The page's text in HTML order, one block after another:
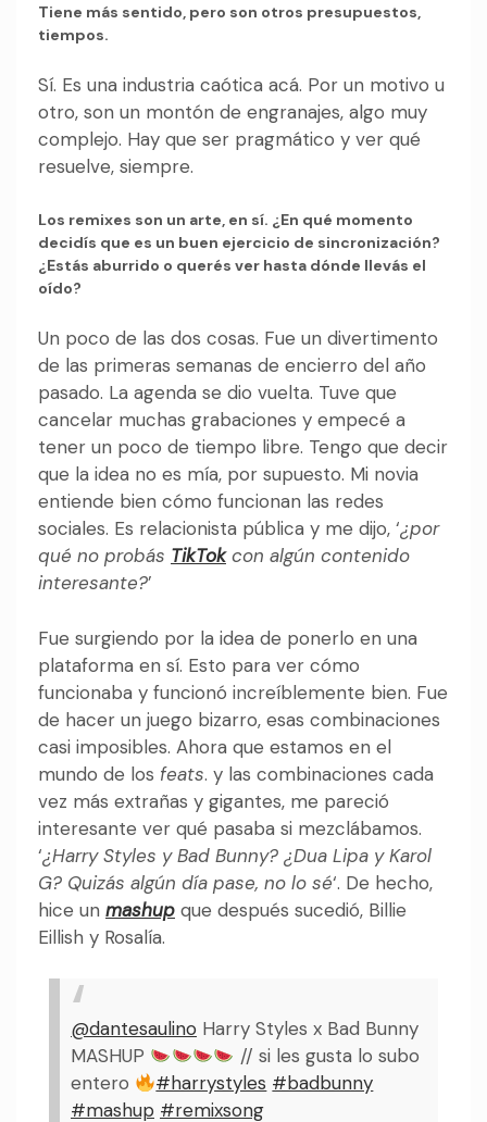
Tiene más sentido, pero son otros presupuestos,
tiempos.
Sí. Es una industria caótica acá. Por un motivo u
otro, son un montón de engranajes, algo muy
complejo. Hay que ser pragmático y ver qué
resuelve, siempre.
Los remixes son un arte, en sí. ¿En qué momento
decidís que es un buen ejercicio de sincronización?
¿Estás aburrido o querés ver hasta dónde llevás el
oído?
Un poco de las dos cosas. Fue un divertimento
de las primeras semanas de encierro del año
pasado. La agenda se dio vuelta. Tuve que
cancelar muchas grabaciones y empecé a
tener un poco de tiempo libre. Tengo que decir
que la idea no es mía, por supuesto. Mi novia
entiende bien cómo funcionan las redes
sociales. Es relacionista pública y me dijo, ‘¿por
qué no probás TikTokcon algún contenido
interesante?’
Fue surgiendo por la idea de ponerlo en una
plataforma en sí. Esto para ver cómo
funcionaba y funcionó increíblemente bien. Fue
de hacer un juego bizarro, esas combinaciones
casi imposibles. Ahora que estamos en el
mundo de los feats. y las combinaciones cada
vez más extrañas y gigantes, me pareció
interesante ver qué pasaba si mezclábamos.
‘¿Harry Styles y Bad Bunny? ¿Dua Lipa y Karol
G? Quizás algún día pase, no lo sé‘. De hecho,
hice un mashup que después sucedió, Billie
Eillish y Rosalía.
@dantesaulino Harry Styles x Bad Bunny
MASHUP
// si les gusta lo subo
entero
#harrystyles #badbunny
#mashup #remixsong